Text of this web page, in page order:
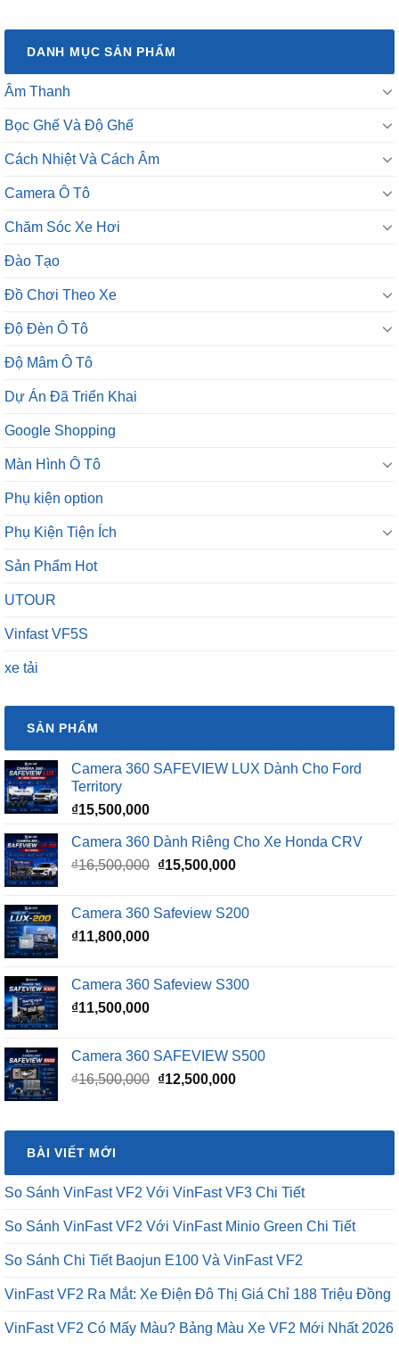
DANH MỤC SẢN PHẨM
Âm Thanh
Bọc Ghế Và Độ Ghế
Cách Nhiệt Và Cách Âm
Camera Ô Tô
Chăm Sóc Xe Hơi
Đào Tạo
Đồ Chơi Theo Xe
Độ Đèn Ô Tô
Độ Mâm Ô Tô
Dự Án Đã Triển Khai
Google Shopping
Màn Hình Ô Tô
Phụ kiện option
Phụ Kiện Tiện Ích
Sản Phẩm Hot
UTOUR
Vinfast VF5S
xe tải
SẢN PHẨM
Camera 360 SAFEVIEW LUX Dành Cho Ford
Territory
₫15,500,000
Camera 360 Dành Riêng Cho Xe Honda CRV
₫16,500,000 Giá
₫16,500,000.
₫15,500,000Giá
là:
Camera 360 Safeview S200
₫11,800,000
Camera 360 Safeview S300
₫11,500,000
Camera 360 SAFEVIEW S500
₫16,500,000 Giá
₫16,500,000.
₫12,500,000Giá
là:
BÀI VIẾT MỚI
So Sánh VinFast VF2 Với VinFast VF3 Chi Tiết
So Sánh VinFast VF2 Với VinFast Minio Green Chi Tiết
So Sánh Chi Tiết Baojun E100 Và VinFast VF2
VinFast VF2 Ra Mắt: Xe Điện Đô Thị Giá Chỉ 188 Triệu Đồng
VinFast VF2 Có Mấy Màu? Bảng Màu Xe VF2 Mới Nhất 2026